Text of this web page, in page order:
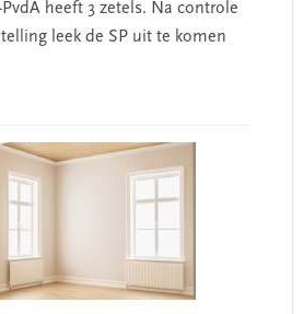
heeft 3 zetels. Na controle
leek de SP uit te komen